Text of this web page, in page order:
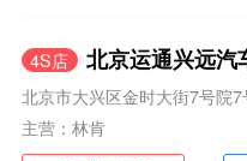
4S店 北京运通兴远汽车
北京市大兴区金时大街7号院7
主营：林肯